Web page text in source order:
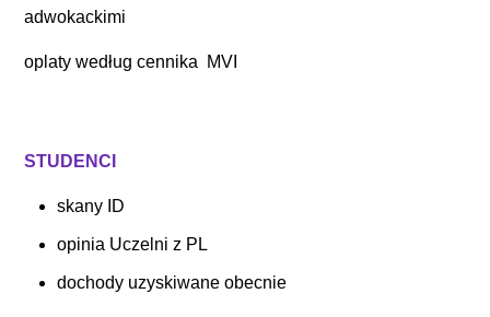
adwokackimi
oplaty według cennika MVI
STUDENCI
skany ID
opinia Uczelni z PL
dochody uzyskiwane obecnie